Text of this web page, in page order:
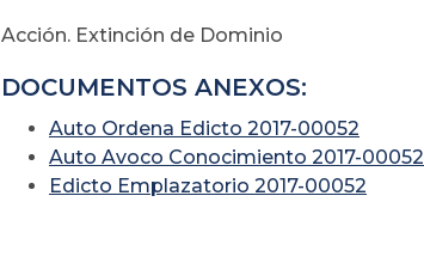
Acción. Extinción de Dominio
DOCUMENTOS ANEXOS:
Auto Ordena Edicto 2017-00052
Auto Avoco Conocimiento 2017-00052
Edicto Emplazatorio 2017-00052